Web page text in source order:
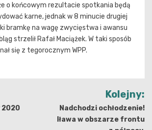
o końcowym rezultacie spotkania będą
karne, jednak w 8 minucie drugiej
bramkę na wagę zwycięstwa i awansu
strzelił Rafał Maciążek. W taki sposób
się z tegorocznym WPP.
2020
Kolejny:
Nadchodzi ochłodzenie!
Iława w obszarze frontu